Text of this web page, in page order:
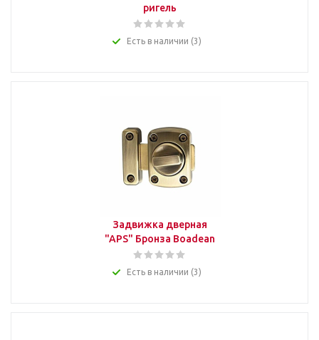
ригель
Есть в наличии (3)
Задвижка дверная
"APS" Бронза Boadean
Есть в наличии (3)